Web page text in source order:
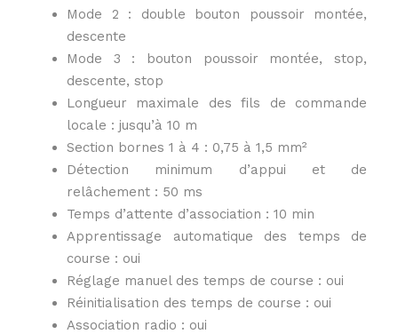
Mode 2 : double bouton poussoir montée,
descente
Mode 3 : bouton poussoir montée, stop,
descente, stop
Longueur maximale des fils de commande
locale : jusqu’à 10 m
Section bornes 1 à 4 : 0,75 à 1,5 mm²
Détection minimum d’appui et de
relâchement : 50 ms
Temps d’attente d’association : 10 min
Apprentissage automatique des temps de
course : oui
Réglage manuel des temps de course : oui
Réinitialisation des temps de course : oui
Association radio : oui